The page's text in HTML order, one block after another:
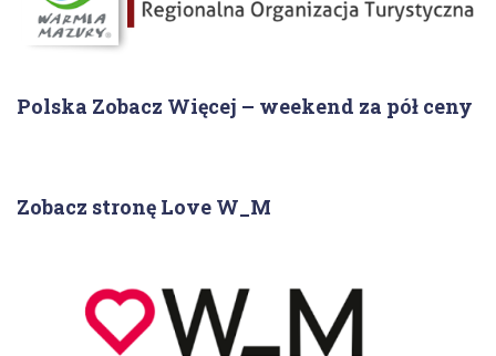
Polska Zobacz Więcej – weekend za pół ceny
Zobacz stronę Love W_M